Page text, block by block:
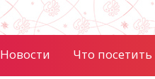
Новости Что посетить